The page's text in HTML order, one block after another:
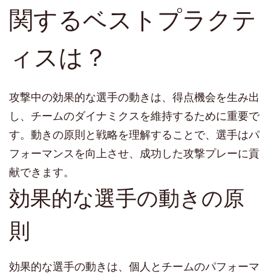
関するベストプラクテ
ィスは？
攻撃中の効果的な選手の動きは、得点機会を生み出
し、チームのダイナミクスを維持するために重要で
す。動きの原則と戦略を理解することで、選手はパ
フォーマンスを向上させ、成功した攻撃プレーに貢
献できます。
効果的な選手の動きの原
則
効果的な選手の動きは、個人とチームのパフォーマ